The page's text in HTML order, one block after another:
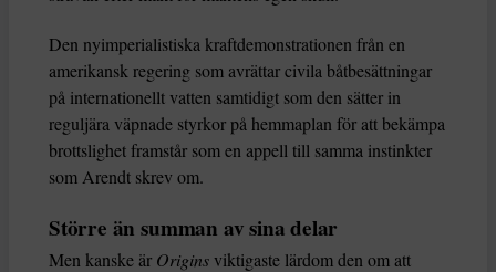
Den nyimperialistiska kraftdemonstrationen från en
amerikansk regering som avrättar civila båtbesättningar
på internationellt vatten samtidigt som den sätter in
reguljära väpnade styrkor på hemmaplan för att bekämpa
brottslighet framstår som en appell till samma instinkter
som Arendt skrev om.
Större än summan av sina delar
Men kanske är Origins viktigaste lärdom den om att